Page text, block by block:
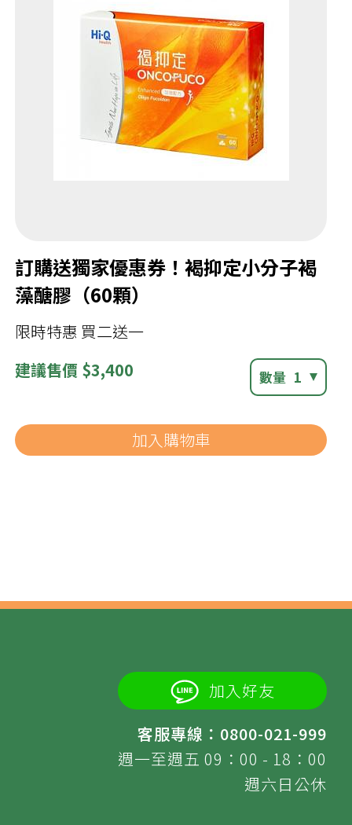
訂購送獨家優惠券！褐抑定小分子褐
藻醣膠（60顆）
限時特惠 買二送一
建議售價 $3,400 數量 1
加入購物車
加入好友
客服專線：0800-021-999
週一至週五 09：00 - 18：00
週六日公休